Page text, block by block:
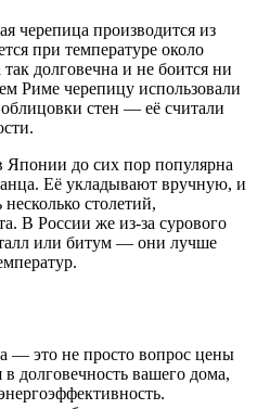
черепица производится из
при температуре около
долговечна и не боится ни
Риме черепицу использовали
стен — её считали
до сих пор популярна
Её укладывают вручную, и
столетий,
В России же из-за сурового
или битум — они лучше
— это не просто вопрос цены
долговечность вашего дома,